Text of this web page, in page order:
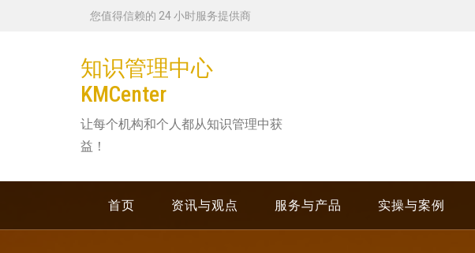
您值得信赖的 24 小时服务提供商
知识管理中心
KMCenter
让每个机构和个人都从知识管理中获
益！
首页 资讯与观点 服务与产品 实操与案例